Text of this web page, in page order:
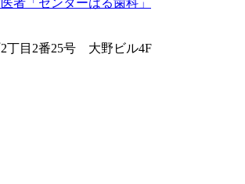
丁目2番25号 大野ビル4F